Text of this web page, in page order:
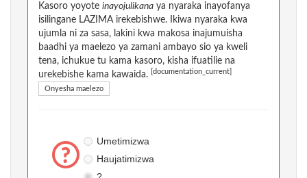
Kasoro yoyote inayojulikana ya nyaraka inayofanya
isilingane LAZIMA irekebishwe. Ikiwa nyaraka kwa
ujumla ni za sasa, lakini kwa makosa inajumuisha
baadhi ya maelezo ya zamani ambayo sio ya kweli
tena, ichukue tu kama kasoro, kisha ifuatilie na
urekebishe kama kawaida.
[documentation_current]
Onyesha maelezo
Umetimizwa
Haujatimizwa